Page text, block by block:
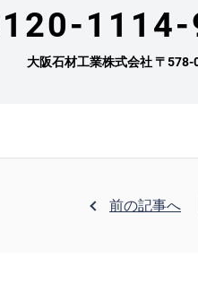
1114-
大阪石材工業株式会社〒578-
前の記事へ